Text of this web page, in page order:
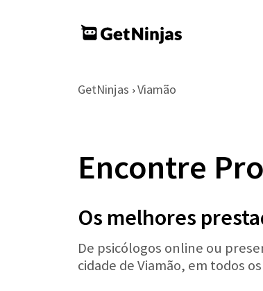
GetNinjas › Viamão
Encontre
Os melhores
De psicólogos online ou
cidade de Viamão, em todos